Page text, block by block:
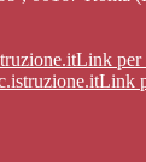
Link per
Link